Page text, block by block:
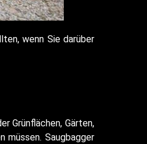
wenn Sie darüber
Grünflächen, Gärten,
müssen. Saugbagger